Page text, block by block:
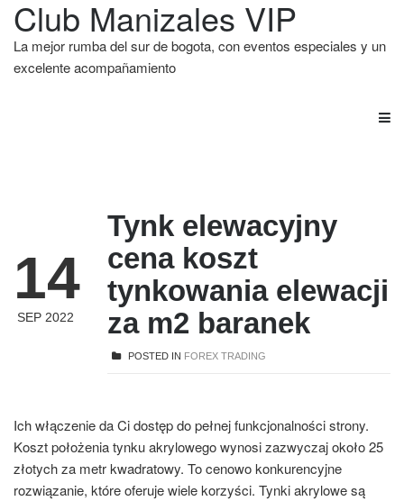
Club Manizales VIP
La mejor rumba del sur de bogota, con eventos especiales y un
excelente acompañamiento
14
SEP 2022
Tynk elewacyjny
cena koszt
tynkowania elewacji
za m2 baranek
POSTED IN FOREX TRADING
Ich włączenie da Ci dostęp do pełnej funkcjonalności strony.
Koszt położenia tynku akrylowego wynosi zazwyczaj około 25
złotych za metr kwadratowy. To cenowo konkurencyjne
rozwiązanie, które oferuje wiele korzyści. Tynki akrylowe są